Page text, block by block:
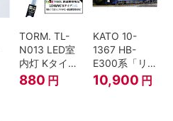
TORM. TL-
N013 LED室
内灯 Kタイ
プ・白色 1本
鉄道模型
880 円
KATO 10-
1367 HB-
E300系「リ
ゾートしらか
み・青池編
10,900 円